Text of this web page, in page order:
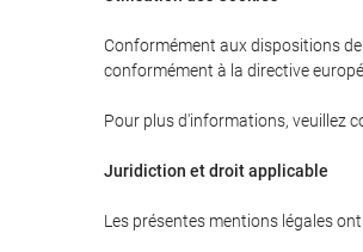
Conformément aux dispositions
conformément à la directive
Pour plus d'informations, veuillez
Juridiction et droit applicable
Les présentes mentions légales